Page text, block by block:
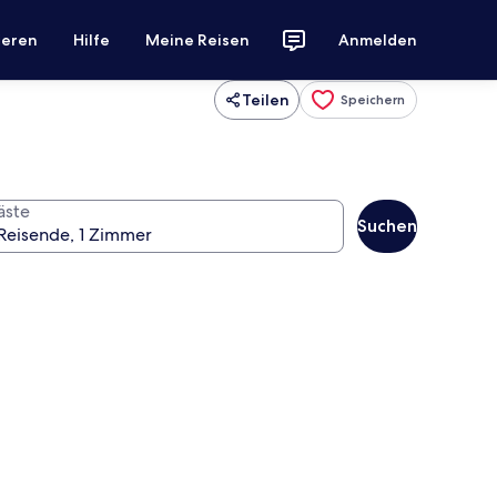
Hilfe Meine Reisen Anmelden
Teilen Speichern
Suchen